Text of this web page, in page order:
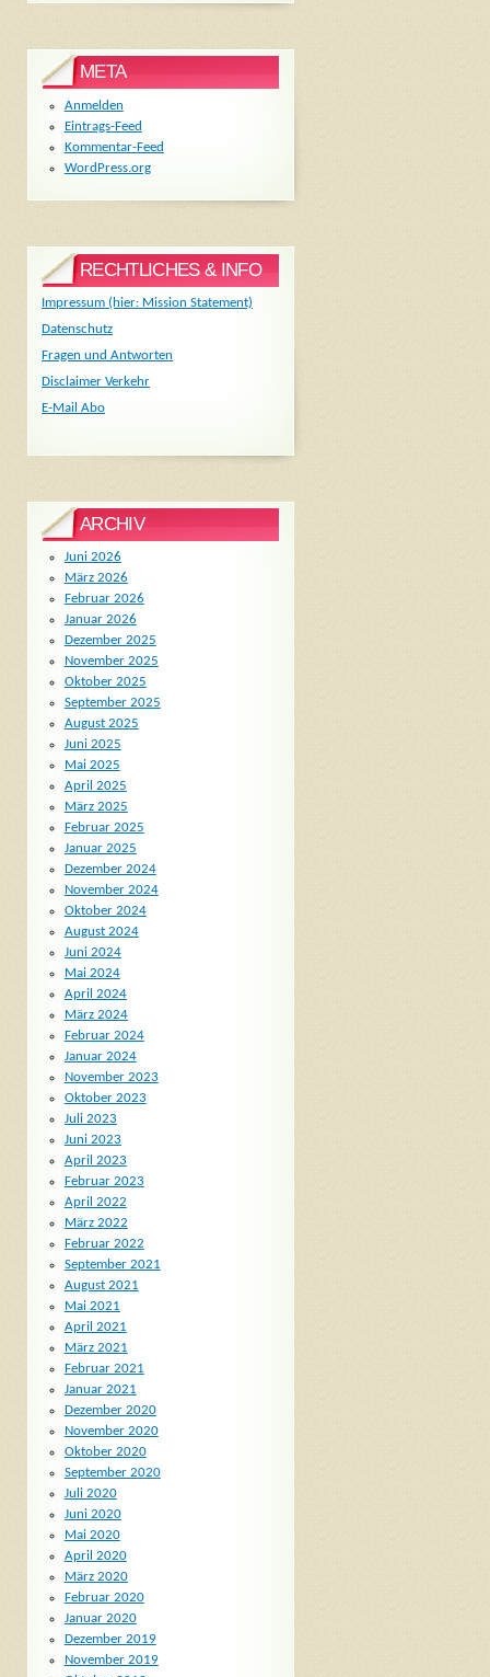
META
Anmelden
Eintrags-Feed
Kommentar-Feed
WordPress.org
RECHTLICHES & INFO
Impressum (hier: Mission Statement)
Datenschutz
Fragen und Antworten
Disclaimer Verkehr
E-Mail Abo
ARCHIV
Juni 2026
März 2026
Februar 2026
Januar 2026
Dezember 2025
November 2025
Oktober 2025
September 2025
August 2025
Juni 2025
Mai 2025
April 2025
März 2025
Februar 2025
Januar 2025
Dezember 2024
November 2024
Oktober 2024
August 2024
Juni 2024
Mai 2024
April 2024
März 2024
Februar 2024
Januar 2024
November 2023
Oktober 2023
Juli 2023
Juni 2023
April 2023
Februar 2023
April 2022
März 2022
Februar 2022
September 2021
August 2021
Mai 2021
April 2021
März 2021
Februar 2021
Januar 2021
Dezember 2020
November 2020
Oktober 2020
September 2020
Juli 2020
Juni 2020
Mai 2020
April 2020
März 2020
Februar 2020
Januar 2020
Dezember 2019
November 2019